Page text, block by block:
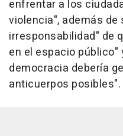
enfrentar a los
violencia", además de
irresponsabilidad" de
en el espacio
democracia debería
anticuerpos posibles".